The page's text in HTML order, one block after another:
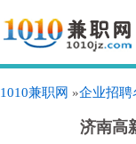
1010兼职网 »企业招聘
济南高